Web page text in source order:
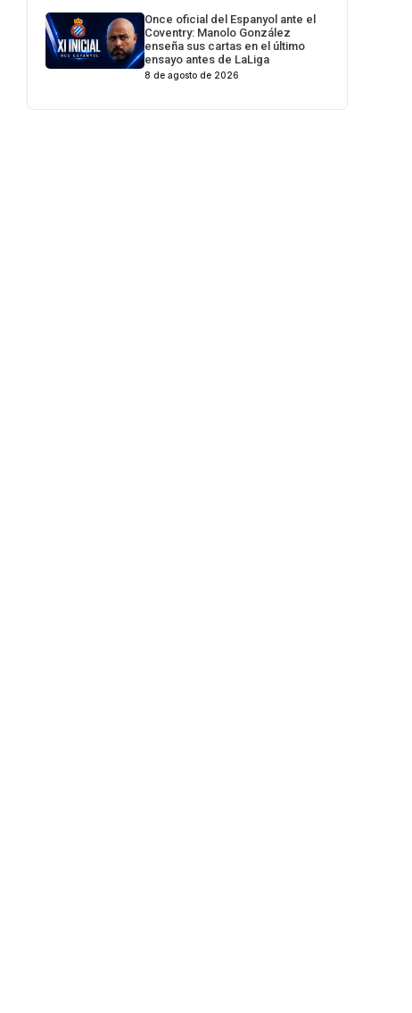
Once oficial del Espanyol ante el
Coventry: Manolo González
enseña sus cartas en el último
ensayo antes de LaLiga
8 de agosto de 2026